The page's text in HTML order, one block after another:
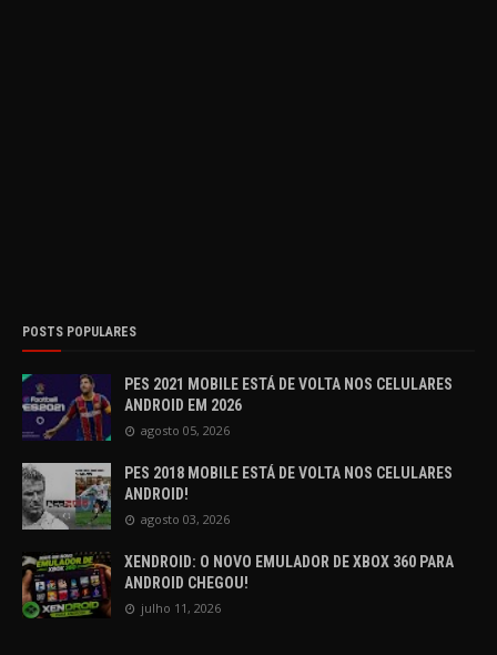
POSTS POPULARES
PES 2021 MOBILE ESTÁ DE VOLTA NOS CELULARES
ANDROID EM 2026
agosto 05, 2026
PES 2018 MOBILE ESTÁ DE VOLTA NOS CELULARES
ANDROID!
agosto 03, 2026
XENDROID: O NOVO EMULADOR DE XBOX 360 PARA
ANDROID CHEGOU!
julho 11, 2026